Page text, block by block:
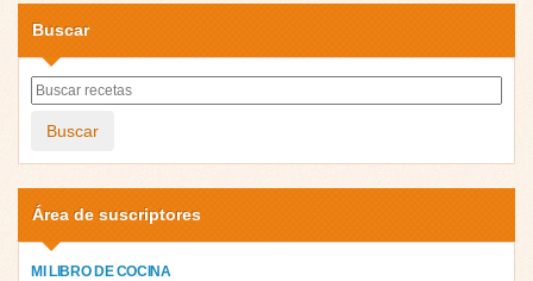
Buscar
Buscar
Área de suscriptores
MI LIBRO DE COCINA